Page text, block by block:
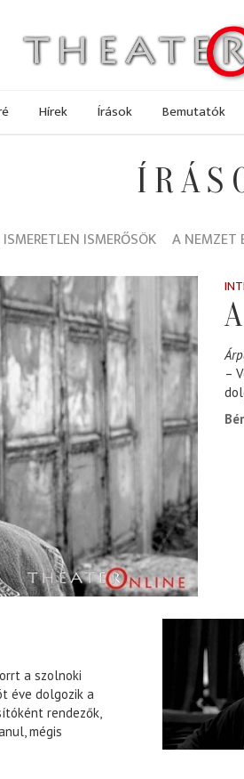
Hírek Írások Bemutatók
ISMERETLEN ISMERŐSÖK A NEMZET
–
a szolnoki
éve dolgozik a
rendezők,
mégis